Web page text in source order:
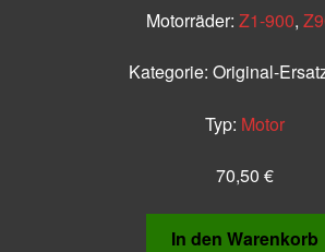
Motorräder: Z1-900,
Kategorie: Original-
Typ: Motor
70,50 €
In den Warenkorb